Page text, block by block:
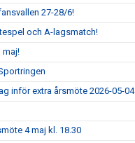
27-28/6!
och A-lagsmatch!
maj!
inför extra årsmöte 2026-05-04
4 maj kl. 18.30